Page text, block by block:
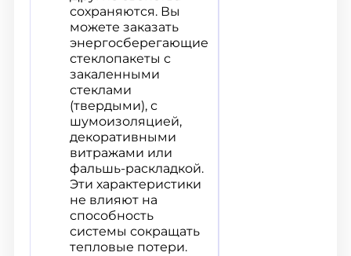
сохраняются. Вы
можете заказать
энергосберегающие
стеклопакеты с
закаленными
стеклами
(твердыми), с
шумоизоляцией,
декоративными
витражами или
фальшь-раскладкой.
Эти характеристики
не влияют на
способность
системы сокращать
тепловые потери.